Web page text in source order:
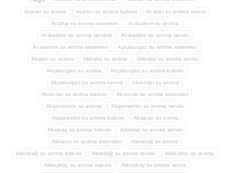
Acarlar su arıtma Acarlar su arıtma bakımı Acarlar su arıtma servisi
Acarlar su arıtma sistemleri Acıbadem su arıtma
Acıbadem su arıtma servisdi Acıbadem su arıtma servisi
Acıbadem su arıtma sistemleri Açkaburgaz su arıtma sistemleri
Akalan su arıtma Akbaba su arıtma Akbaba su arıtma servisi
Akçaburgaz su arıtma Akçaburgaz su arıtma bakımı
Akçaburgaz su arıtma servisi Akıncılar su arıtma
Akıncılar su arıtma bakımı Akıncılar su arıtma sistemleri
Akşamsettin su arıtma Akşamsettin su arıtma servisi
Akşansettin su arıtma bakımı Aksaray su arıtma
Aksaray su arıtma bakımı Aksaray su arıtma servisi
Aksaray su arıtma sistemleri Alemdağ su arıtma
Alemdağ su arıtma bakımı Alemdağ su arıtma servisi Alibeyköy su arıtma
Alibeyköy su arıtma bakımı Alibeyköy su arıtma servis